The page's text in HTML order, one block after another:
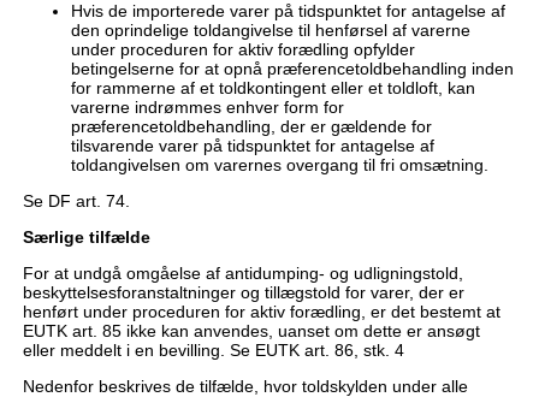
Hvis de importerede varer på tidspunktet for antagelse af
den oprindelige toldangivelse til henførsel af varerne
under proceduren for aktiv forædling opfylder
betingelserne for at opnå præferencetoldbehandling inden
for rammerne af et toldkontingent eller et toldloft, kan
varerne indrømmes enhver form for
præferencetoldbehandling, der er gældende for
tilsvarende varer på tidspunktet for antagelse af
toldangivelsen om varernes overgang til fri omsætning.
Se DF art. 74.
Særlige tilfælde
For at undgå omgåelse af antidumping- og udligningstold,
beskyttelsesforanstaltninger og tillægstold for varer, der er
henført under proceduren for aktiv forædling, er det bestemt at
EUTK art. 85 ikke kan anvendes, uanset om dette er ansøgt
eller meddelt i en bevilling. Se EUTK art. 86, stk. 4
Nedenfor beskrives de tilfælde, hvor toldskylden under alle